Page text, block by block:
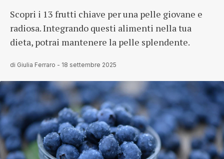
Scopri i 13 frutti chiave per una pelle giovane e
radiosa. Integrando questi alimenti nella tua
dieta, potrai mantenere la pelle splendente.
di Giulia Ferraro - 18 settembre 2025